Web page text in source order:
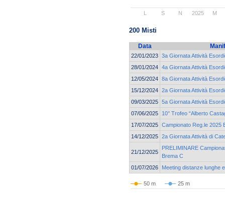
2025
L S N M
200 Misti
Data
22/01/2023 3a Giornata Attività
28/01/2024 4a Giornata Attività
12/05/2024 8a Giornata Attività
15/12/2024 2a Giornata Attività
09/03/2025 5a Giornata Attività
07/06/2025
10° Trofeo “Alberto
17/07/2025 Campionato Reg.le 2025
14/12/2025 2a Giornata Attività di
21/12/2025
PRELIMINARE
Brema C
01/07/2026
Meeting distanze lunghe
50 m 25 m